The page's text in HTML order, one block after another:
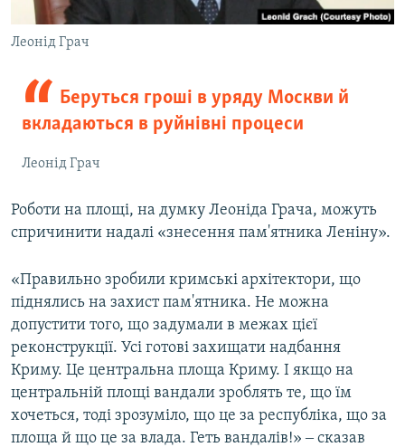
Леонід Грач
Беруться гроші в уряду Москви й
вкладаються в руйнівні процеси
Леонід Грач
Роботи на площі, на думку Леоніда Грача, можуть
спричинити надалі «знесення пам'ятника Леніну».
«Правильно зробили кримські архітектори, що
піднялись на захист пам'ятника. Не можна
допустити того, що задумали в межах цієї
реконструкції. Усі готові захищати надбання
Криму. Це центральна площа Криму. І якщо на
центральній площі вандали зроблять те, що їм
хочеться, тоді зрозуміло, що це за республіка, що за
площа й що це за влада. Геть вандалів!» ‒ сказав